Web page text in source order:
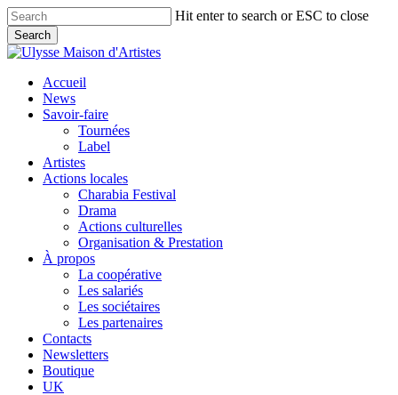
Skip
to
main
content
Hit enter to search or ESC to close
Search
Close
search
Menu
Accueil
News
Savoir-faire
Tournées
Label
Artistes
Actions locales
Charabia Festival
Drama
Actions culturelles
Organisation & Prestation
À propos
La coopérative
Les salariés
Les sociétaires
Les partenaires
Contacts
Newsletters
Boutique
UK